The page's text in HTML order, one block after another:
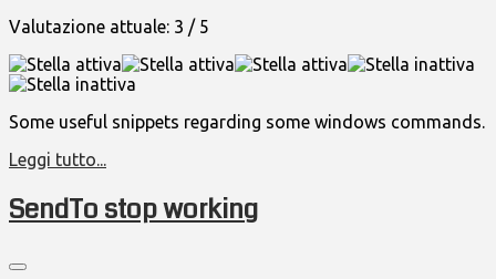
Valutazione attuale: 3 / 5
Some useful snippets regarding some windows commands.
Leggi tutto...
SendTo stop working